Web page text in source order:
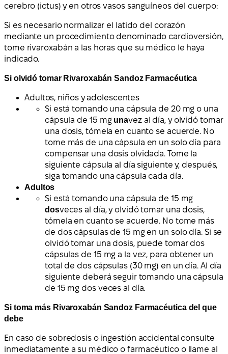
cerebro (ictus) y en otros vasos sanguíneos del cuerpo:
Si es necesario normalizar el latido del corazón
mediante un procedimiento denominado cardioversión,
tome rivaroxabán a las horas que su médico le haya
indicado.
Si olvidó tomar Rivaroxabán Sandoz Farmacéutica
Adultos, niños y adolescentes
Si está tomando una cápsula de 20 mg o una
cápsula de 15 mg unavez al día, y olvidó tomar
una dosis, tómela en cuanto se acuerde. No
tome más de una cápsula en un solo día para
compensar una dosis olvidada. Tome la
siguiente cápsula al día siguiente y, después,
siga tomando una cápsula cada día.
Adultos
Si está tomando una cápsula de 15 mg
dosveces al día, y olvidó tomar una dosis,
tómela en cuanto se acuerde. No tome más
de dos cápsulas de 15 mg en un solo día. Si se
olvidó tomar una dosis, puede tomar dos
cápsulas de 15 mg a la vez, para obtener un
total de dos cápsulas (30 mg) en un día. Al día
siguiente deberá seguir tomando una cápsula
de 15 mg dos veces al día.
Si toma más Rivaroxabán Sandoz Farmacéutica del que
debe
En caso de sobredosis o ingestión accidental consulte
inmediatamente a su médico o farmacéutico o llame al